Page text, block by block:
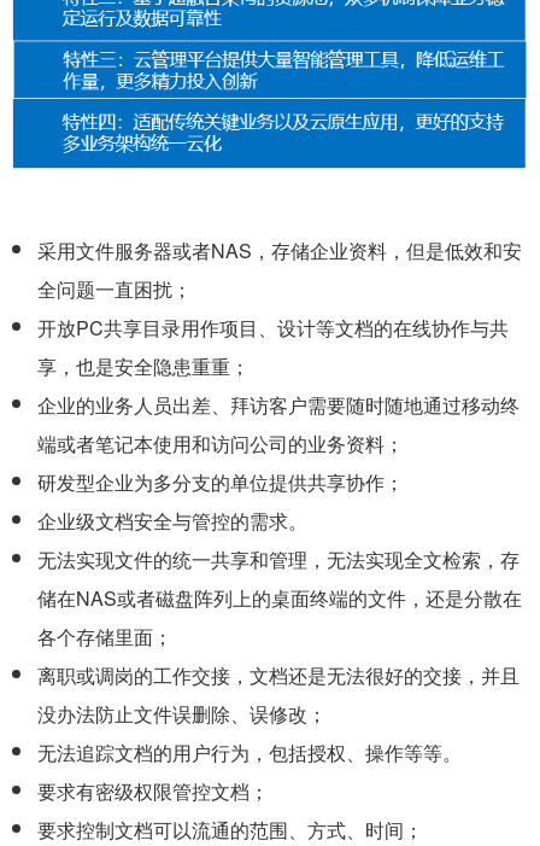
采用文件服务器或者NAS，存储企业资料，但是低效和安
全问题一直困扰；
开放PC共享目录用作项目、设计等文档的在线协作与共
享，也是安全隐患重重；
企业的业务人员出差、拜访客户需要随时随地通过移动终
端或者笔记本使用和访问公司的业务资料；
研发型企业为多分支的单位提供共享协作；
企业级文档安全与管控的需求。
无法实现文件的统一共享和管理，无法实现全文检索，存
储在NAS或者磁盘阵列上的桌面终端的文件，还是分散在
各个存储里面；
离职或调岗的工作交接，文档还是无法很好的交接，并且
没办法防止文件误删除、误修改；
无法追踪文档的用户行为，包括授权、操作等等。
要求有密级权限管控文档；
要求控制文档可以流通的范围、方式、时间；